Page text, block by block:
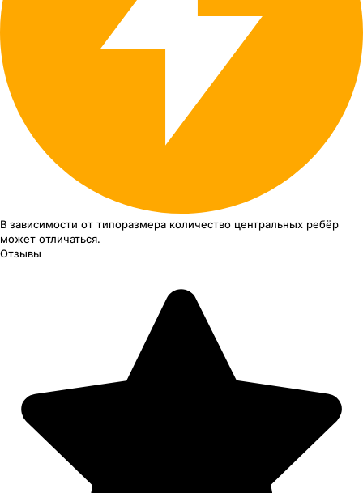
В зависимости от типоразмера количество центральных ребёр
может отличаться.
Отзывы